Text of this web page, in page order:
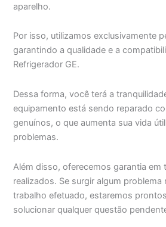
aparelho.
Por isso, utilizamos exclusivamente
garantindo a qualidade e a
Refrigerador GE.
Dessa forma, você terá a
equipamento está sendo reparado
genuínos, o que aumenta sua vida
problemas.
Além disso, oferecemos garantia em
realizados. Se surgir algum problema
trabalho efetuado, estaremos
solucionar qualquer questão